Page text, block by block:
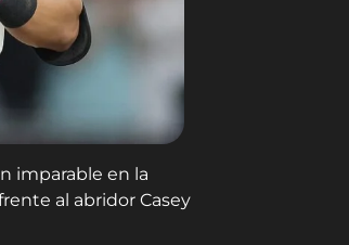
imparable en la
al abridor Casey